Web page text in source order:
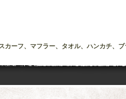
カーフ、マフラー、タオル、ハンカチ、ブ